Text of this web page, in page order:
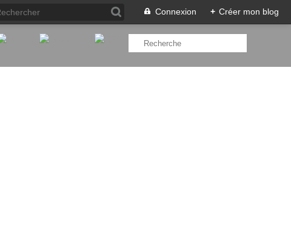
Connexion + Créer mon blog